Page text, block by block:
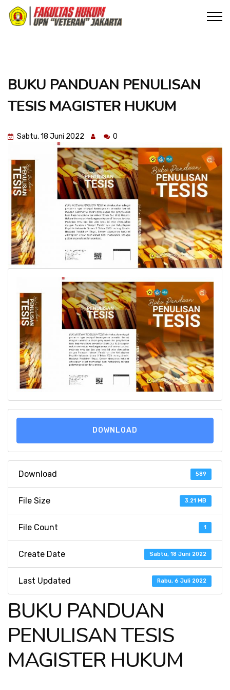
BUKU PANDUAN PENULISAN
TESIS MAGISTER HUKUM
Sabtu, 18 Juni 2022 0
DOWNLOAD
Download 589
File Size 3.21 MB
File Count 1
Create Date Sabtu, 18 Juni 2022
Last Updated Rabu, 6 Juli 2022
BUKU PANDUAN
PENULISAN TESIS
MAGISTER HUKUM